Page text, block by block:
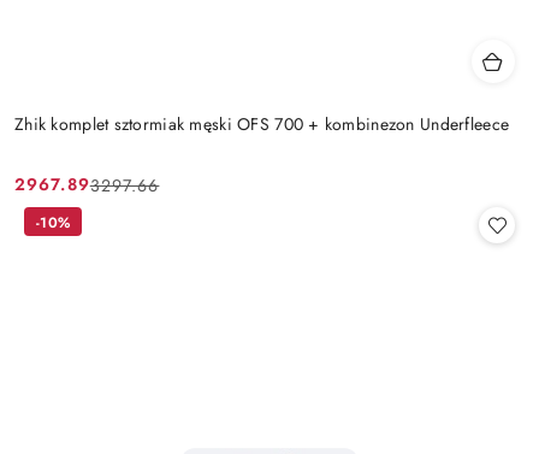
Zhik komplet sztormiak męski OFS 700 + kombinezon Underfleece
Cena
promocyjna:
2967.89
Cena
przed
3297.66
-10%